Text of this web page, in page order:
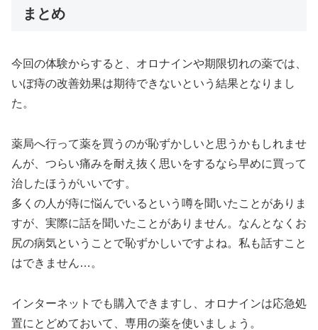
まとめ
今回の体験からすると、オロナインや期限切れの薬では、
いぼ痔の改善効果は期待できないという結果となりまし
た。
薬局へ行って薬を買うのが恥ずかしいと思うかもしれませ
んが、つらい痛みを耐え抜く思いをするなら早めに買って
治したほうがいいです。
多くの人が痔に悩んでいるという噂を聞いたことがありま
すが、実際に話を聞いたことがありません。なんとなくお
尻の病気ということで恥ずかしいですよね。私も話すこと
はできません…。
インターネットでも購入できますし、オロナインは応急処
置にとどめておいて、専用の薬を使いましょう。